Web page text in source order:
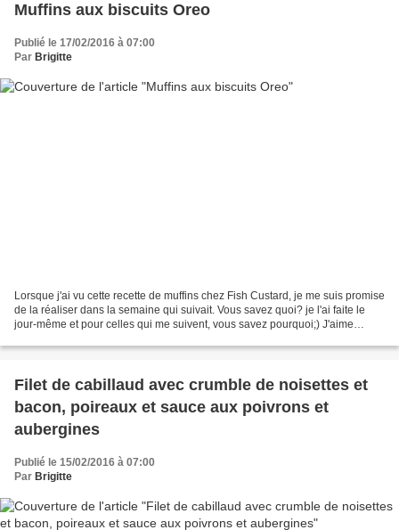
Muffins aux biscuits Oreo
Publié le 17/02/2016 à 07:00
Par Brigitte
Lorsque j'ai vu cette recette de muffins chez Fish Custard, je me suis promise
de la réaliser dans la semaine qui suivait. Vous savez quoi? je l'ai faite le
jour-même et pour celles qui me suivent, vous savez pourquoi;) J'aime
Filet de cabillaud avec crumble de noisettes et
bacon, poireaux et sauce aux poivrons et
aubergines
Publié le 15/02/2016 à 07:00
Par Brigitte